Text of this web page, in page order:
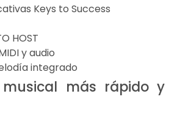
Keys to Success
HOST
y audio
integrado
musical más rápido y